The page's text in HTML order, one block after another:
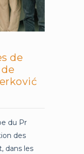
de
du Pr
des
dans les